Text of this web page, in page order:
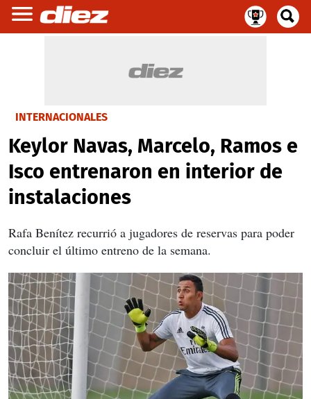
INTERNACIONALES
Keylor Navas, Marcelo, Ramos e
Isco entrenaron en interior de
instalaciones
Rafa Benítez recurrió a jugadores de reservas para poder
concluir el último entreno de la semana.